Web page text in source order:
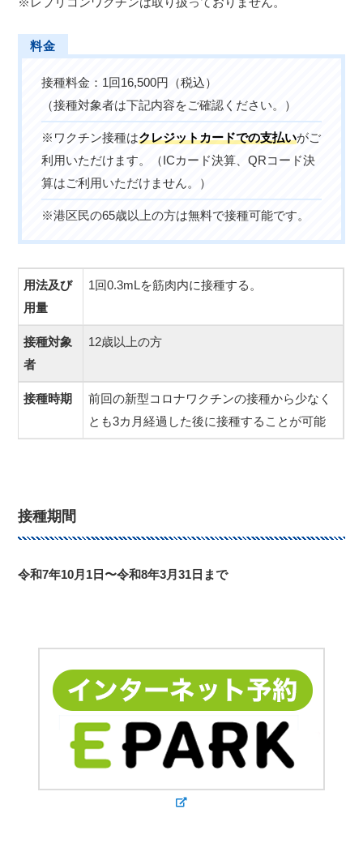
接種料金：1回16,500円（税込）
（接種対象者は下記内容をご確認ください。）
※ワクチン接種はクレジットカードでの支払いがご
利用いただけます。（ICカード決算、QRコード決
算はご利用いただけません。）
※港区民の65歳以上の方は無料で接種可能です。
用法及び
用量
1回0.3mLを筋肉内に接種する。
接種対象
者
12歳以上の方
接種時期
前回の新型コロナワクチンの接種から少なく
とも3カ月経過した後に接種することが可能
接種期間
令和7年10月1日〜令和8年3月31日まで